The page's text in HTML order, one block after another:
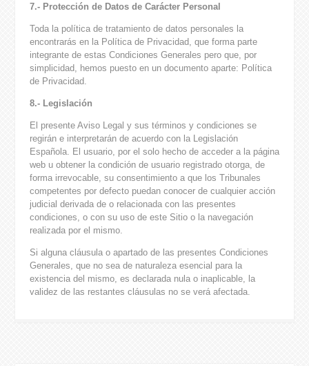
7.- Protección de Datos de Carácter Personal
Toda la política de tratamiento de datos personales la
encontrarás en la Política de Privacidad, que forma parte
integrante de estas Condiciones Generales pero que, por
simplicidad, hemos puesto en un documento aparte: Política
de Privacidad.
8.- Legislación
El presente Aviso Legal y sus términos y condiciones se
regirán e interpretarán de acuerdo con la Legislación
Española. El usuario, por el solo hecho de acceder a la página
web u obtener la condición de usuario registrado otorga, de
forma irrevocable, su consentimiento a que los Tribunales
competentes por defecto puedan conocer de cualquier acción
judicial derivada de o relacionada con las presentes
condiciones, o con su uso de este Sitio o la navegación
realizada por el mismo.
Si alguna cláusula o apartado de las presentes Condiciones
Generales, que no sea de naturaleza esencial para la
existencia del mismo, es declarada nula o inaplicable, la
validez de las restantes cláusulas no se verá afectada.